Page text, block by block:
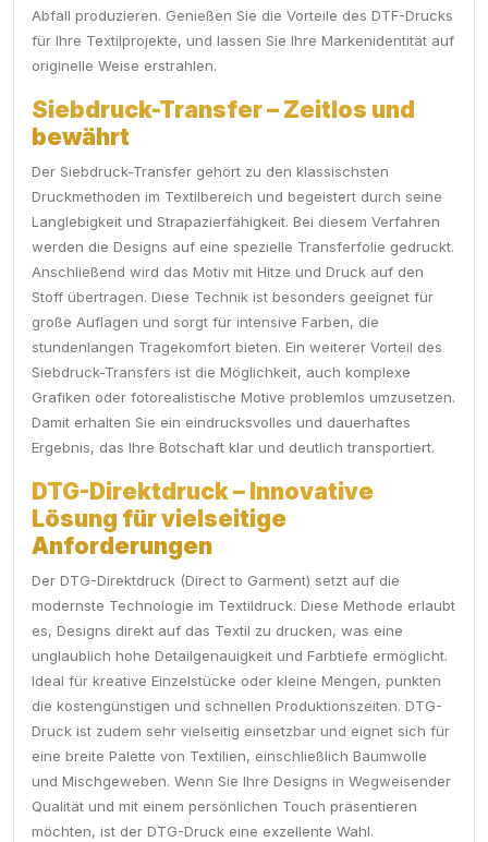
Abfall produzieren. Genießen Sie die Vorteile des DTF-Drucks
für Ihre Textilprojekte, und lassen Sie Ihre Markenidentität auf
originelle Weise erstrahlen.
Siebdruck-Transfer – Zeitlos und
bewährt
Der Siebdruck-Transfer gehört zu den klassischsten
Druckmethoden im Textilbereich und begeistert durch seine
Langlebigkeit und Strapazierfähigkeit. Bei diesem Verfahren
werden die Designs auf eine spezielle Transferfolie gedruckt.
Anschließend wird das Motiv mit Hitze und Druck auf den
Stoff übertragen. Diese Technik ist besonders geeignet für
große Auflagen und sorgt für intensive Farben, die
stundenlangen Tragekomfort bieten. Ein weiterer Vorteil des
Siebdruck-Transfers ist die Möglichkeit, auch komplexe
Grafiken oder fotorealistische Motive problemlos umzusetzen.
Damit erhalten Sie ein eindrucksvolles und dauerhaftes
Ergebnis, das Ihre Botschaft klar und deutlich transportiert.
DTG-Direktdruck – Innovative
Lösung für vielseitige
Anforderungen
Der DTG-Direktdruck (Direct to Garment) setzt auf die
modernste Technologie im Textildruck. Diese Methode erlaubt
es, Designs direkt auf das Textil zu drucken, was eine
unglaublich hohe Detailgenauigkeit und Farbtiefe ermöglicht.
Ideal für kreative Einzelstücke oder kleine Mengen, punkten
die kostengünstigen und schnellen Produktionszeiten. DTG-
Druck ist zudem sehr vielseitig einsetzbar und eignet sich für
eine breite Palette von Textilien, einschließlich Baumwolle
und Mischgeweben. Wenn Sie Ihre Designs in Wegweisender
Qualität und mit einem persönlichen Touch präsentieren
möchten, ist der DTG-Druck eine exzellente Wahl.